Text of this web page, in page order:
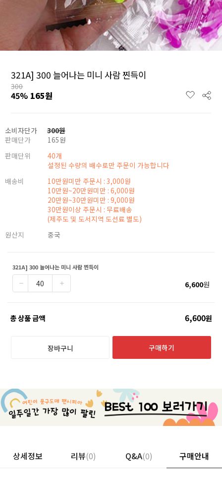
321A] 300 늘어나는 미니 사람 찐득이
300
45% 165원
소비자단가 300원
판매단가
165원
판매단위
40개
설정된 수량의 배수로만 주문이 가능합니다
배송비
10만원미만 주문시 : 3,000원
10만원~20만원미만 : 6,000원
20만원~30만원미만 : 9,000원
30만원이상 주문시 : 무료배송
(제주도 및 도서지역 도선료 별도)
원산지
중국
321A] 300 늘어나는 미니 사람 찐득이
6,600원
총 상품 금액 6,600원
장바구니 구매하기
상세정보 리뷰(0) Q&A(0) 구매안내